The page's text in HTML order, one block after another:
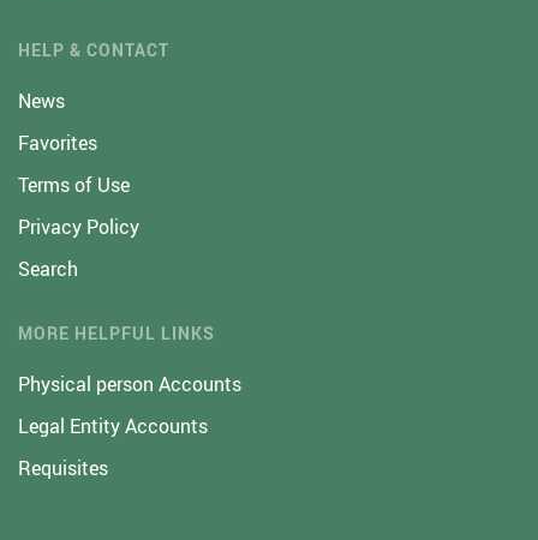
HELP & CONTACT
News
Favorites
Terms of Use
Privacy Policy
Search
MORE HELPFUL LINKS
Physical person Accounts
Legal Entity Accounts
Requisites